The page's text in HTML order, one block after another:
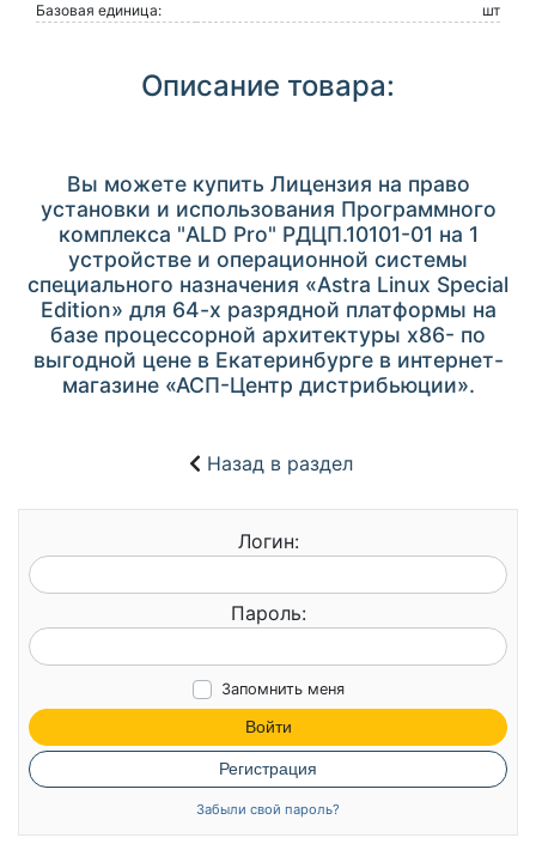
Базовая единица:
шт
Описание товара:
Вы можете купить Лицензия на право
установки и использования Программного
комплекса "ALD Pro" РДЦП.10101-01 на 1
устройстве и операционной системы
специального назначения «Astra Linux Special
Edition» для 64-х разрядной платформы на
базе процессорной архитектуры x86- по
выгодной цене в Екатеринбурге в интернет-
магазине «АСП-Центр дистрибьюции».
Назад в раздел
Логин:
Пароль:
Запомнить меня
Войти
Регистрация
Забыли свой пароль?